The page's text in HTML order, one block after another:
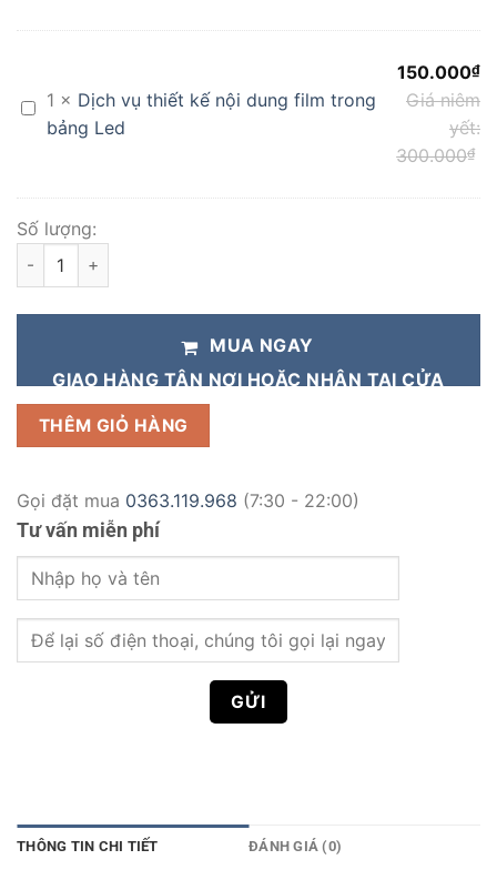
bảng
Led
x
90cm
Dịch
dung
film
trong
bảng
1 × Dịch vụ thiết kế nội dung film trong
bảng Led
150.000₫
Giá niêm
yết:
300.000₫
Số lượng:
[ 90x90cm ] Biển vẫy treo tường King led quảng cáo 2 mặt số
MUA NGAY
GIAO HÀNG TẬN NƠI HOẶC NHẬN TẠI CỬA
THÊM GIỎ HÀNG
Gọi đặt mua 0363.119.968 (7:30 - 22:00)
Tư vấn miễn phí
THÔNG TIN CHI TIẾT ĐÁNH GIÁ (0)